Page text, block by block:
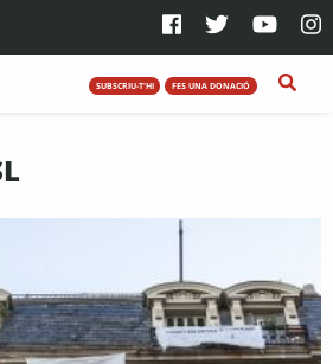
SUBSCRIU-T'HI FES UNA DONACIÓ